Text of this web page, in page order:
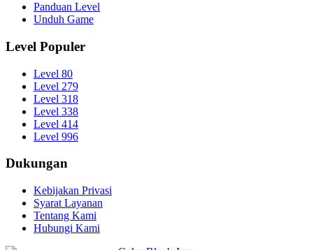
Panduan Level
Unduh Game
Level Populer
Level 80
Level 279
Level 318
Level 338
Level 414
Level 996
Dukungan
Kebijakan Privasi
Syarat Layanan
Tentang Kami
Hubungi Kami